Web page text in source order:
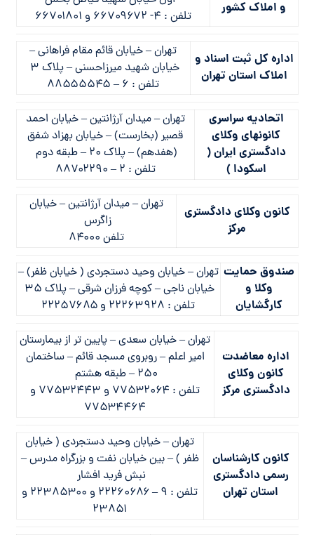
و املاک کشور
تلفن : ۴- ۶۶۷۰۹۶۷۲ و ۶۶۷۰۱۸۰۱
اداره كل ثبت اسناد و
املاك استان تهران
تهران – خيابان قائم مقام فراهاني –
خيابان شهيد ميرزاحسني – پلاك ۳
تلفن : ۶ – ۸۸۵۵۵۵۴۵
اتحاديه سراسري
كانونهاي وكلاي
دادگستري ايران (
اسكودا )
تهران – ميدان آرژانتين – خيابان احمد
قصير (بخارست) – خيابان بهزاد شفق
(هفدهم) – پلاك ۲۰ – طبقه دوم
تلفن : ۲ – ۸۸۷۰۲۲۹۰
كانون وكلاي دادگستري
مركز
تهران – ميدان آرژانتين – خيابان
زاگرس
تلفن ۸۴۰۰۰
صندوق حمايت
وكلا و
كارگشايان
تهران – خيابان وحيد دستجردي ( خيابان ظفر) –
خيابان ناجي – كوچه فرزان شرقي – پلاك ۳۵
تلفن : ۲۲۲۶۳۹۲۸ و ۲۲۲۵۷۶۸۵
اداره معاضدت
كانون وكلاي
دادگستري مركز
تهران – خيابان سعدي – پايين تر از بيمارستان
امير اعلم – روبروي مسجد قائم – ساختمان
۲۵۰ – طبقه هشتم
تلفن : ۷۷۵۳۲۰۶۴ و ۷۷۵۳۲۴۴۳ و
۷۷۵۳۴۴۶۴
كانون كارشناسان
رسمي دادگستری
استان تهران
تهران – خيابان وحيد دستجردي ( خيابان
ظفر ) – بين خيابان نفت و بزرگراه مدرس –
نبش فريد افشار
تلفن : ۹ – ۲۲۲۶۰۶۸۶ و ۲۲۳۸۵۳۰۰ و
۲۳۸۵۱